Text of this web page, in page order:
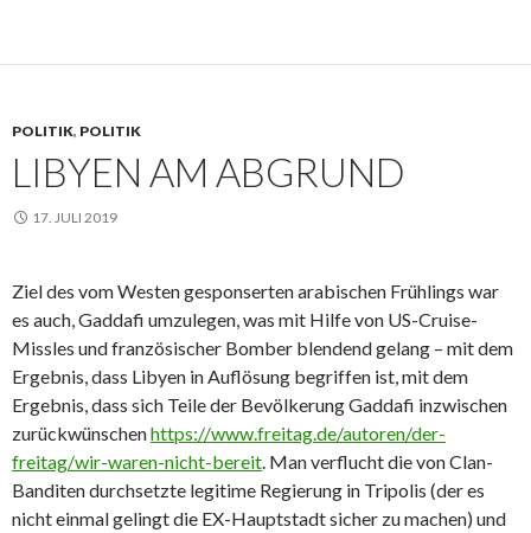
POLITIK, POLITIK
LIBYEN AM ABGRUND
17. JULI 2019
Ziel des vom Westen gesponserten arabischen Frühlings war
es auch, Gaddafi umzulegen, was mit Hilfe von US-Cruise-
Missles und französischer Bomber blendend gelang – mit dem
Ergebnis, dass Libyen in Auflösung begriffen ist, mit dem
Ergebnis, dass sich Teile der Bevölkerung Gaddafi inzwischen
zurückwünschenhttps://www.freitag.de/autoren/der-
freitag/wir-waren-nicht-bereit. Man verflucht die von Clan-
Banditen durchsetzte legitime Regierung in Tripolis (der es
nicht einmal gelingt die EX-Hauptstadt sicher zu machen) und